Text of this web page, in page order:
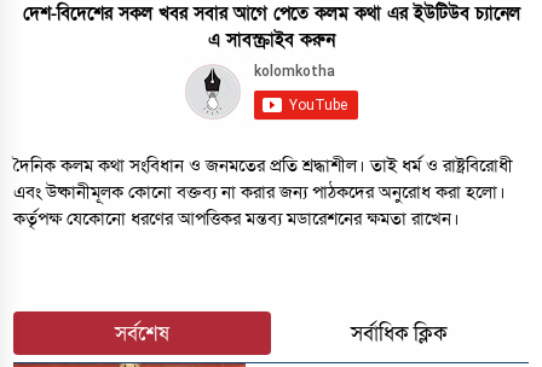
দেশ-বিদেশের সকল খবর সবার আগে পেতে কলম কথা এর ইউটিউব চ্যানেল
এ সাবস্ক্রাইব করুন
দৈনিক কলম কথা সংবিধান ও জনমতের প্রতি শ্রদ্ধাশীল। তাই ধর্ম ও রাষ্ট্রবিরোধী
এবং উষ্কানীমূলক কোনো বক্তব্য না করার জন্য পাঠকদের অনুরোধ করা হলো।
কর্তৃপক্ষ যেকোনো ধরণের আপত্তিকর মন্তব্য মডারেশনের ক্ষমতা রাখেন।
সর্বশেষ সর্বাধিক ক্লিক